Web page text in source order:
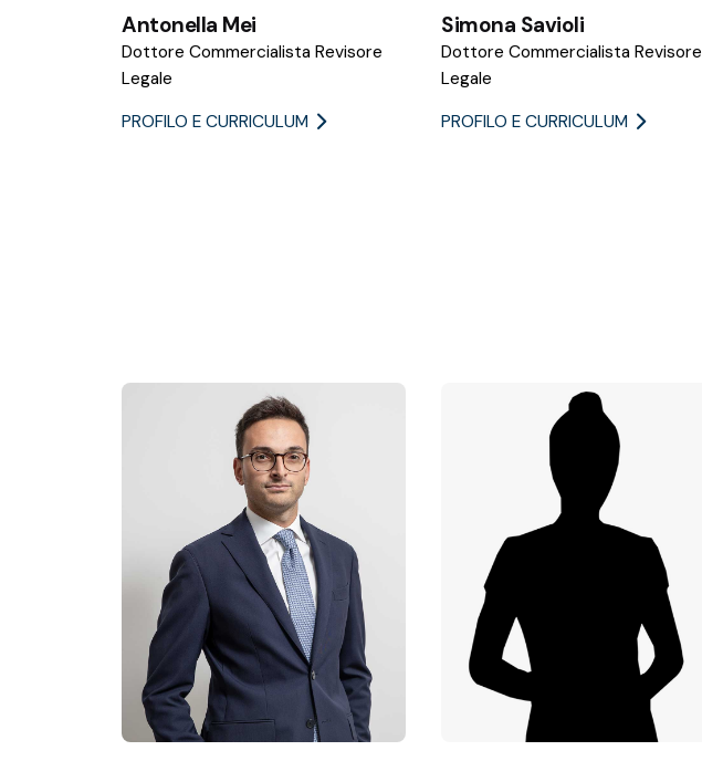
Antonella Mei
Dottore Commercialista Revisore
Legale
PROFILO E CURRICULUM
Simona Savioli
Dottore Commercialista Revisore
Legale
PROFILO E CURRICULUM